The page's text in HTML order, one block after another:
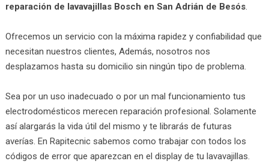
reparación de lavavajillas Bosch en San Adrián de Besós.
Ofrecemos un servicio con la máxima rapidez y confiabilidad que
necesitan nuestros clientes, Además, nosotros nos
desplazamos hasta su domicilio sin ningún tipo de problema.
Sea por un uso inadecuado o por un mal funcionamiento tus
electrodomésticos merecen reparación profesional. Solamente
así alargarás la vida útil del mismo y te librarás de futuras
averías. En Rapitecnic sabemos como trabajar con todos los
códigos de error que aparezcan en el display de tu lavavajillas.